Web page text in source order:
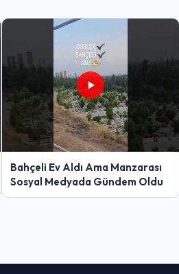
Bahçeli Ev Aldı Ama Manzarası
Sosyal Medyada Gündem Oldu